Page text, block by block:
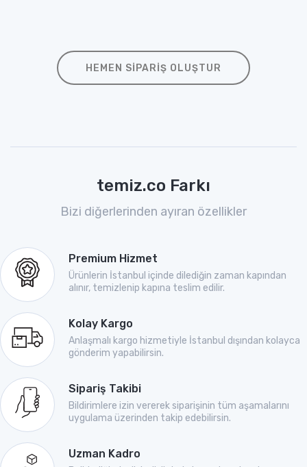
HEMEN SIPARIŞ OLUŞTUR
temiz.co Farkı
Bizi diğerlerinden ayıran özellikler
Premium Hizmet
Ürünlerin İstanbul içinde dilediğin zaman kapından
alınır, temizlenip kapına teslim edilir.
Kolay Kargo
Anlaşmalı kargo hizmetiyle İstanbul dışından kolayca
gönderim yapabilirsin.
Sipariş Takibi
Bildirimlere izin vererek siparişinin tüm aşamalarını
uygulama üzerinden takip edebilirsin.
Uzman Kadro